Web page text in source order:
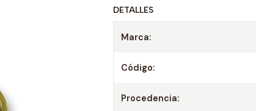
DETALLES
Marca:
Código:
Procedencia: